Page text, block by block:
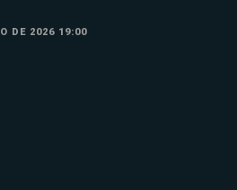
DE 2026 19:00